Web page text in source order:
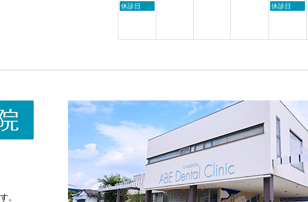
2026
2026
日
月
休診日
木
月
休診日
。